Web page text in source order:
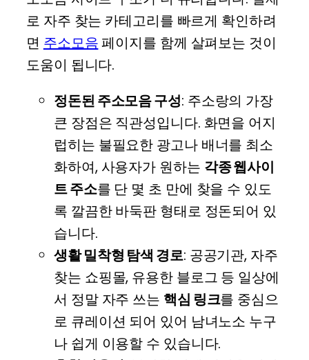
로 자주 찾는 카테고리를 빠르게 확인하려
면 주소모음페이지를 함께 살펴보는 것이
도움이 됩니다.
정돈된 주소모음 구성: 주소랑의 가장
큰 장점은 직관성입니다. 화면을 어지
럽히는 불필요한 광고나 배너를 최소
화하여, 사용자가 원하는 각종 웹사이
트 주소를 단 몇 초 만에 찾을 수 있도
록 깔끔한 바둑판 형태로 정돈되어 있
습니다.
생활 밀착형 탐색 경로: 공공기관, 자주
찾는 쇼핑몰, 유용한 블로그 등 일상에
서 정말 자주 쓰는 핵심 링크를 중심으
로 큐레이션 되어 있어 남녀노소 누구
나 쉽게 이용할 수 있습니다.